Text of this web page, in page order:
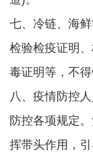
七、冷链、海
检验检疫证明
毒证明等，不
八、疫情防控
防控各项规定
挥带头作用，